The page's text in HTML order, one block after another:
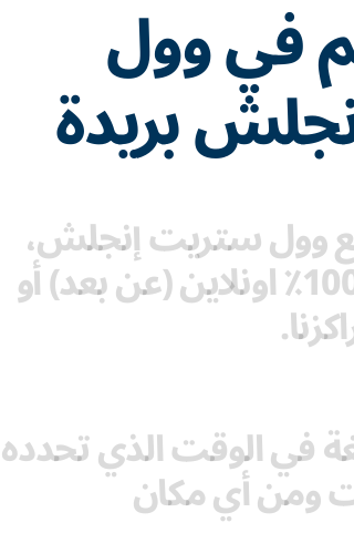
في وول
بريدة
مع وول ستريت إنجلش،
يمكنك الدراسة 100٪ اونلاين (عن بعد) أو
في الوقت الذي تحدده
ومن أي مكان